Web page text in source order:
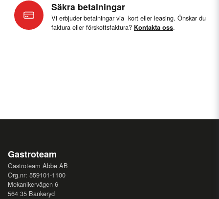
Säkra betalningar
Vi erbjuder betalningar via kort eller leasing. Önskar du
faktura eller förskottsfaktura? Kontakta oss.
Gastroteam
Gastroteam Abbe AB
Org.nr: 559101-1100
Mekanikervägen 6
564 35 Bankeryd